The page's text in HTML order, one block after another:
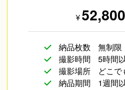
¥52,800
納品枚数
無制限
撮影時間
5時間
撮影場所
どこで
納品期間
1週間